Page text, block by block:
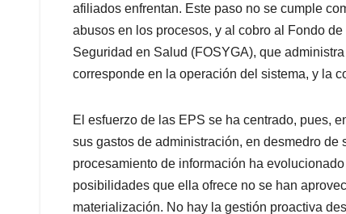
afiliados enfrentan. Este paso no se cumple
abusos en los procesos, y al cobro al Fondo
Seguridad en Salud (FOSYGA), que
corresponde en la operación del sistema, y la
El esfuerzo de las EPS se ha centrado, pues,
sus gastos de administración, en desmedro
procesamiento de información ha
posibilidades que ella ofrece no se han
materialización. No hay la gestión proactiva